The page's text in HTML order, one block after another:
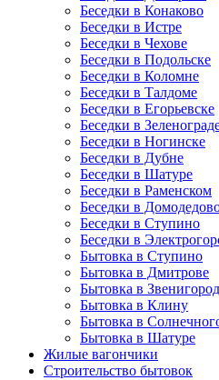
Беседки в Конаково
Беседки в Истре
Беседки в Чехове
Беседки в Подольске
Беседки в Коломне
Беседки в Талдоме
Беседки в Егорьевске
Беседки в
Беседки в Ногинске
Беседки в Дубне
Беседки в Шатуре
Беседки в Раменском
Беседки в
Беседки в Ступино
Беседки в
Бытовка в Ступино
Бытовка в Дмитрове
Бытовка в
Бытовка в Клину
Бытовка в
Бытовка в Шатуре
Жилые вагончики
Строительство бытовок